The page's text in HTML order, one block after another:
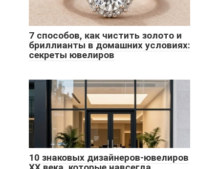
7 способов, как чистить золото и
бриллианты в домашних условиях:
секреты ювелиров
10 знаковых дизайнеров-ювелиров